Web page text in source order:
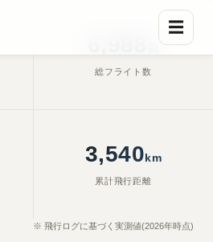
☰
— Nagoya , Feb. 19, 2026, 5:22 p.m.
総フライト数
4,598km
累計飛行距離
※ 飛行ログに基づく実測値(2026年時点)